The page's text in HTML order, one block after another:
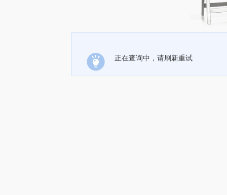
正在查询中，请刷新重试